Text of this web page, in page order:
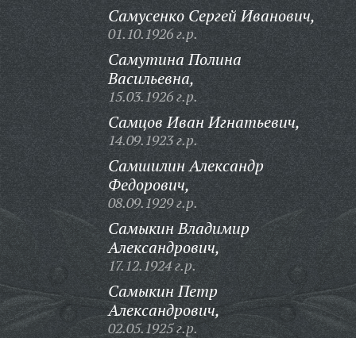
Самусенко Сергей Иванович,
01.10.1926 г.р.
Самутина Полина
Васильевна,
15.03.1926 г.р.
Самцов Иван Игнатьевич,
14.09.1923 г.р.
Самшилин Александр
Федорович,
08.09.1929 г.р.
Самыкин Владимир
Александрович,
17.12.1924 г.р.
Самыкин Петр
Александрович,
02.05.1925 г.р.